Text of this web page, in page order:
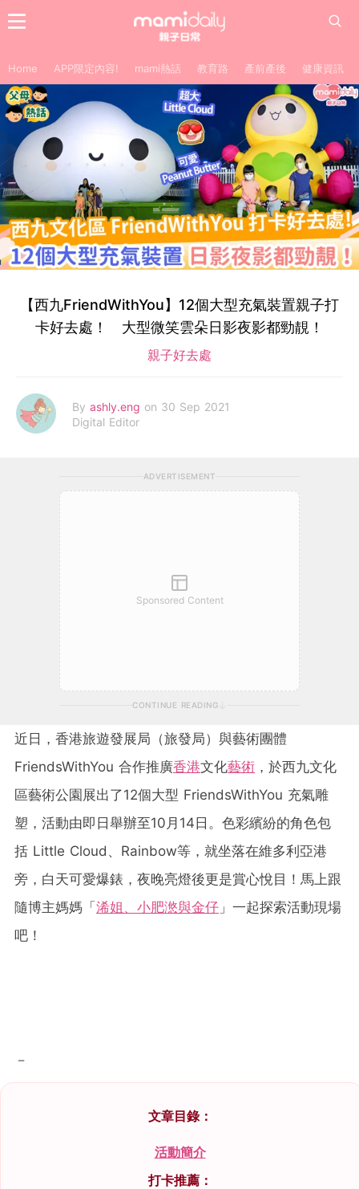
Home APP限定內容! mami熱話 教育路 產前產後 健康資訊
【西九FriendWithYou】12個大型充氣裝置親子打
卡好去處！ 大型微笑雲朵日影夜影都勁靚！
親子好去處
By ashly.eng on 30 Sep 2021
Digital Editor
ADVERTISEMENT
Sponsored Content
CONTINUE READING
近日，香港旅遊發展局（旅發局）與藝術團體
FriendsWithYou 合作推廣香港文化藝術 ，於西九文化
區藝術公園展出了12個大型 FriendsWithYou 充氣雕
塑，活動由即日舉辦至10月14日。色彩繽紛的角色包
括 Little Cloud、Rainbow等，就坐落在維多利亞港
旁，白天可愛爆錶，夜晚亮燈後更是賞心悅目！馬上跟
隨博主媽媽「浠姐、小肥滺與金仔 」一起探索活動現場
吧！
－
文章目錄：
活動簡介
打卡推薦：